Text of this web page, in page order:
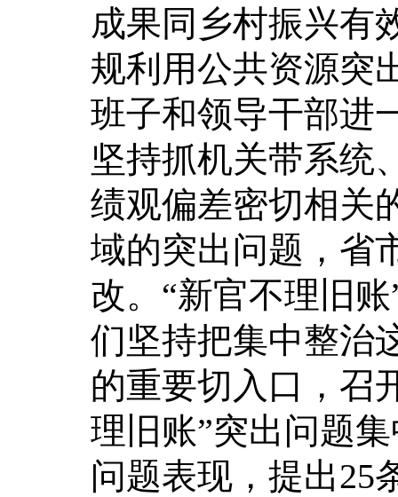
成果同乡村振兴有
规利用公共资源突
班子和领导干部进
坚持抓机关带系统
绩观偏差密切相关
域的突出问题，省
改。“新官不理旧
们坚持把集中整治
的重要切入口，召
理旧账”突出问题
问题表现，提出25